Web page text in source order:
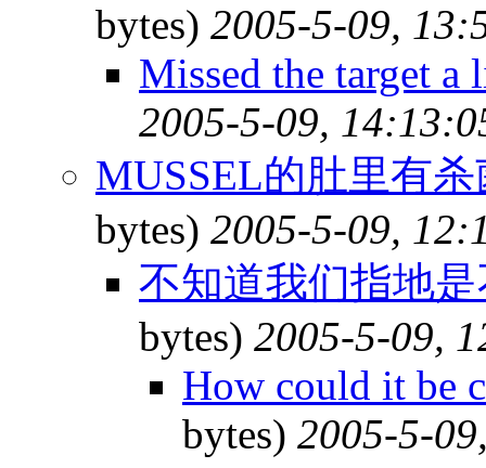
bytes) 2005-5-09,
Missed the target
2005-5-09,
MUSSEL的肚里有
bytes) 2005-5-09,
不知道我们指地
bytes) 2005-5-09,
How could it be
bytes) 2005-5-